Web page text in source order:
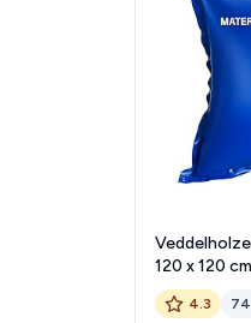
120 x 120
Invierno
Accesorios
4.3